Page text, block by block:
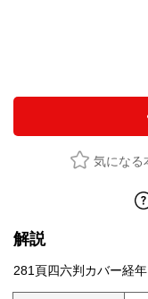
気になる
解説
281頁四六判カバー経